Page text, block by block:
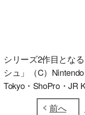
シリーズ2作目とな
シュ」（C）
Tokyo・ShoPro・JR
前へ